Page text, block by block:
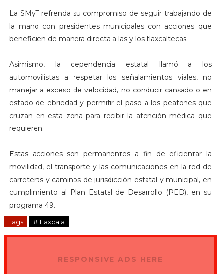
La SMyT refrenda su compromiso de seguir trabajando de
la mano con presidentes municipales con acciones que
beneficien de manera directa a las y los tlaxcaltecas.
Asimismo, la dependencia estatal llamó a los
automovilistas a respetar los señalamientos viales, no
manejar a exceso de velocidad, no conducir cansado o en
estado de ebriedad y permitir el paso a los peatones que
cruzan en esta zona para recibir la atención médica que
requieren.
Estas acciones son permanentes a fin de eficientar la
movilidad, el transporte y las comunicaciones en la red de
carreteras y caminos de jurisdicción estatal y municipal, en
cumplimiento al Plan Estatal de Desarrollo (PED), en su
programa 49.
Tags # Tlaxcala
RESPONSIVE ADS HERE